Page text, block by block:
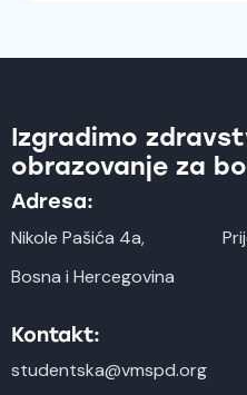
Izgradimo
obrazovanje za
Adresa:
Nikole Pašića 4a,
Bosna i Hercegovina
Kontakt:
studentska@vmspd.org